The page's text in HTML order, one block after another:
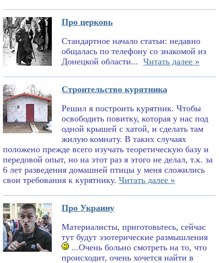
Про церковь
Стандартное начало статьи: недавно
общалась по телефону со знакомой из
Донецкой области... Читать далее »
Строительство курятника
Решил я построить курятник. Чтобы
освободить повитку, которая у нас под
одной крышей с хатой, и сделать там
жилую комнату. В таких случаях
положено прежде всего изучать теоретическую базу и
передовой опыт, но на этот раз я этого не делал, т.к. за
6 лет разведения домашней птицы у меня сложились
свои требования к курятнику. Читать далее »
Про Украину
Материалисты, приготовьтесь, сейчас
тут будут эзотерические размышления
...Очень больно смотреть на то, что
происходит, очень хочется найти в